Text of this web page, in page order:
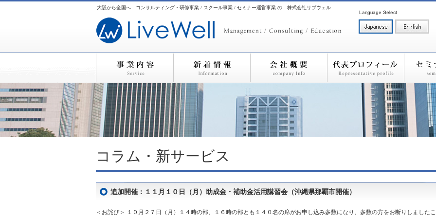
大阪から全国へ コンサルティング・研修事業 / スクール事業 / セミナー運営事業 の 株式会社リブウェル
コラム・新サービス
追加開催：１１月１０日（月）助成金・補助金活用講習会（沖縄県那覇市開催）
＜お詫び＞ １０月２７日（月）１４時の部、１６時の部とも１４０名の席がお申し込み多数になり、多数の方をお断りしました